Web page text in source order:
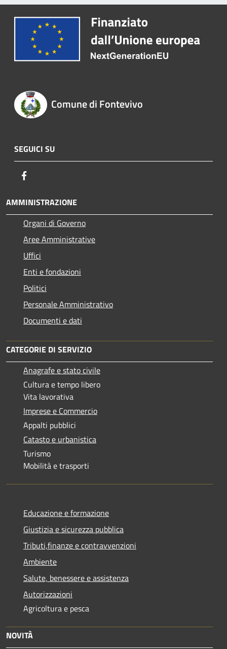
Comune di Fontevivo
SEGUICI SU
AMMINISTRAZIONE
Organi di Governo
Aree Amministrative
Uffici
Enti e fondazioni
Politici
Personale Amministrativo
Documenti e dati
CATEGORIE DI SERVIZIO
Anagrafe e stato civile
Cultura e tempo libero
Vita lavorativa
Imprese e Commercio
Appalti pubblici
Catasto e urbanistica
Turismo
Mobilità e trasporti
Educazione e formazione
Giustizia e sicurezza pubblica
Tributi,finanze e contravvenzioni
Ambiente
Salute, benessere e assistenza
Autorizzazioni
Agricoltura e pesca
NOVITÀ